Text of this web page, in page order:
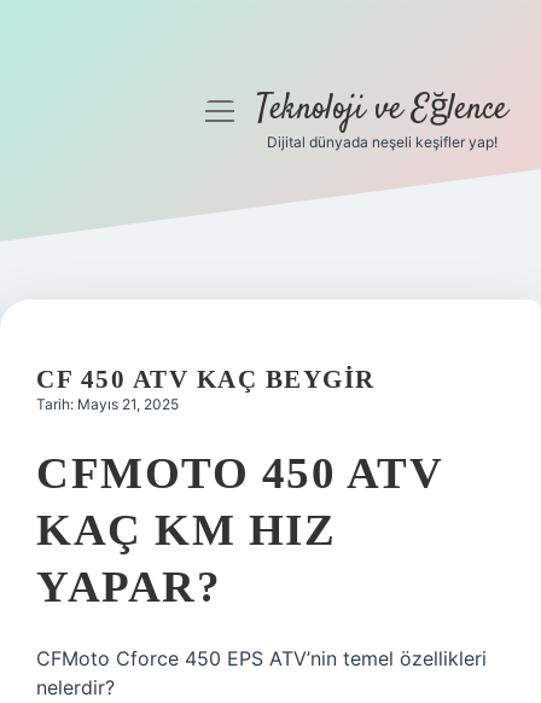
Gizlilik Politikası
Yasal Uyarı
menüyüTeknoloji ve Eğlence
Dijital dünyada neşeli keşifler yap!
CF 450 ATV KAÇ BEYGIR
Tarih: Mayıs 21, 2025
CFMOTO 450 ATV
KAÇ KM HIZ
YAPAR?
CFMoto Cforce 450 EPS ATV’nin temel özellikleri
nelerdir?